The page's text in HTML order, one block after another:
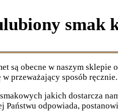
smak
są obecne w naszym
przeważający sposób ręcznie.
jakich dostarcza
Państwu odpowiada,